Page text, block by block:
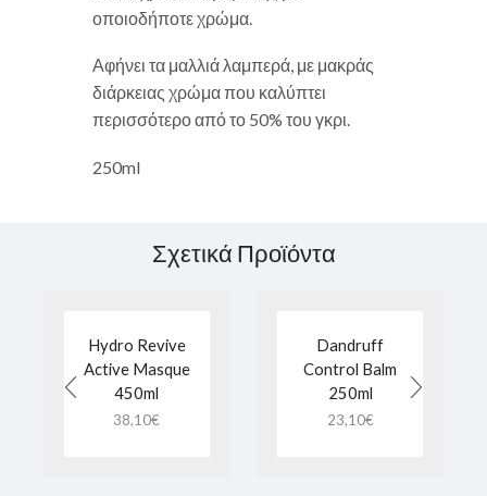
οποιοδήποτε χρώμα.
Αφήνει τα μαλλιά λαμπερά, με μακράς
διάρκειας χρώμα που καλύπτει
περισσότερο από το 50% του γκρι.
250ml
Σχετικά Προϊόντα
Hydro Revive
Active Masque
450ml
38,10€
Dandruff
Control Balm
250ml
23,10€